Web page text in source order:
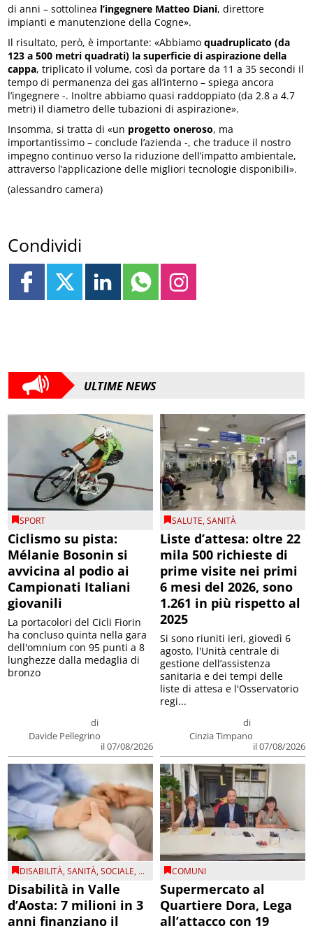
di anni – sottolinea l’ingegnere Matteo Diani, direttore
impianti e manutenzione della Cogne».
Il risultato, però, è importante: «Abbiamoquadruplicato (da
123 a 500 metri quadrati) la superficie di aspirazione della
cappa, triplicato il volume, così da portare da 11 a 35 secondi il
tempo di permanenza dei gas all’interno – spiega ancora
l’ingegnere -. Inoltre abbiamo quasi raddoppiato (da 2.8 a 4.7
metri) il diametro delle tubazioni di aspirazione».
Insomma, si tratta di «un progetto oneroso, ma
importantissimo – conclude l’azienda -, che traduce il nostro
impegno continuo verso la riduzione dell’impatto ambientale,
attraverso l’applicazione delle migliori tecnologie disponibili».
(alessandro camera)
Condividi
ULTIME NEWS
SPORT
Ciclismo su pista:
Mélanie Bosonin si
avvicina al podio ai
Campionati Italiani
giovanili
di
Davide Pellegrino
il 07/08/2026
La portacolori del Cicli Fiorin
ha concluso quinta nella gara
dell'omnium con 95 punti a 8
lunghezze dalla medaglia di
bronzo
SALUTE,SANITÀ
Liste d’attesa: oltre 22
mila 500 richieste di
prime visite nei primi
6 mesi del 2026, sono
1.261 in più rispetto al
2025
di
Cinzia Timpano
il 07/08/2026
Si sono riuniti ieri, giovedì 6
agosto, l'Unità centrale di
gestione dell’assistenza
sanitaria e dei tempi delle
liste di attesa e l'Osservatorio
regi...
DISABILITÀ,SANITÀ,SOCIALE, ...
Disabilità in Valle
d’Aosta: 7 milioni in 3
anni finanziano il
COMUNI
Supermercato al
Quartiere Dora, Lega
all’attacco con 19